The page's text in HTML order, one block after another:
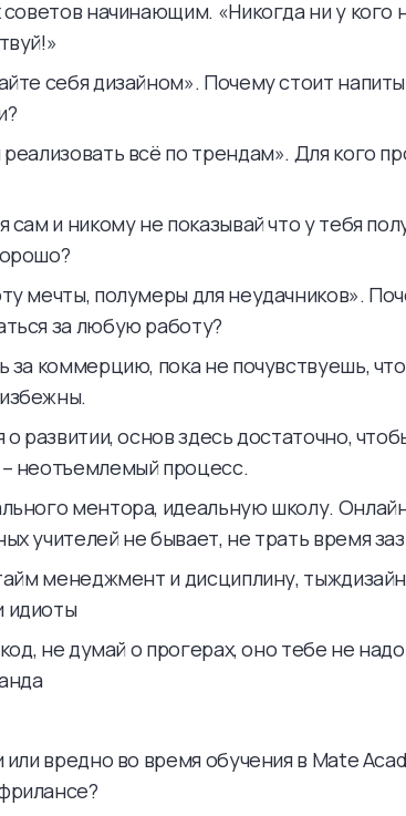
советов начинающим. «Никогда ни у кого
себя дизайном». Почему стоит
всё по трендам». Для кого
сам и никому не показывай что у тебя
мечты, полумеры для неудачников».
за любую работу?
за коммерцию, пока не почувствуешь,
о развитии, основ здесь достаточно,
неотъемлемый процесс.
ментора, идеальную школу.
учителей не бывает, не трать время
менеджмент и дисциплину,
идиоты
не думай о прогерах, оно тебе не
или вредно во время обучения в Mate